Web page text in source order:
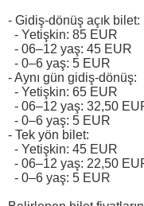
- Gidiş-dönüş açık bilet:
- Yetişkin: 85 EUR
- 06–12 yaş: 45 EUR
- 0–6 yaş: 5 EUR
- Aynı gün gidiş-dönüş:
- Yetişkin: 65 EUR
- 06–12 yaş: 32,50
- 0–6 yaş: 5 EUR
- Tek yön bilet:
- Yetişkin: 45 EUR
- 06–12 yaş: 22,50
- 0–6 yaş: 5 EUR